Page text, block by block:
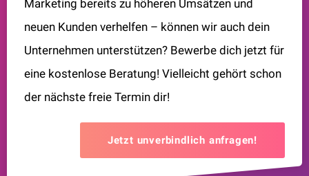
Marketing bereits zu höheren Umsätzen und
neuen Kunden verhelfen – können wir auch dein
Unternehmen unterstützen? Bewerbe dich jetzt für
eine kostenlose Beratung! Vielleicht gehört schon
der nächste freie Termin dir!
Jetzt unverbindlich anfragen!